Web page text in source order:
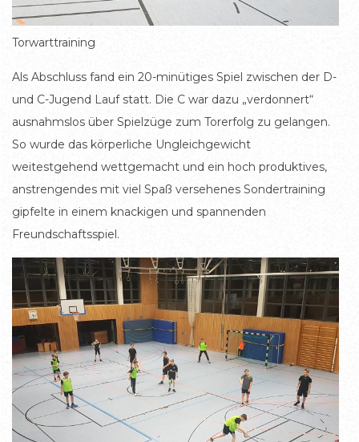
Torwarttraining
Als Abschluss fand ein 20-minütiges Spiel zwischen der D-
und C-Jugend Lauf statt. Die C war dazu „verdonnert“
ausnahmslos über Spielzüge zum Torerfolg zu gelangen.
So wurde das körperliche Ungleichgewicht
weitestgehend wettgemacht und ein hoch produktives,
anstrengendes mit viel Spaß versehenes Sondertraining
gipfelte in einem knackigen und spannenden
Freundschaftsspiel.